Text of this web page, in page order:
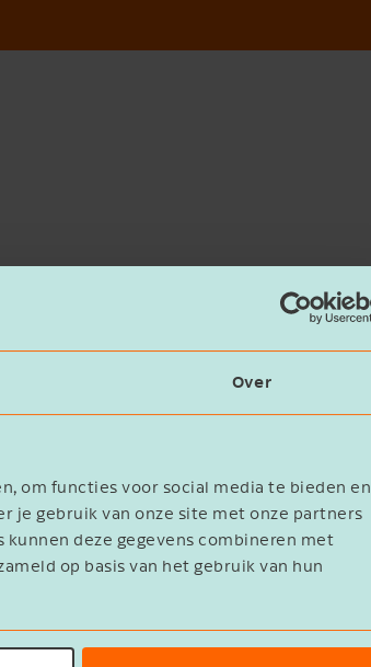
Over
om functies voor social media te bieden en
je gebruik van onze site met onze partners
deze gegevens combineren met
op basis van het gebruik van hun